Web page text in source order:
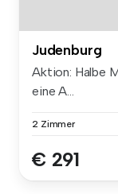
Judenburg
Aktion: Halbe
eine A...
2 Zimmer
€ 291